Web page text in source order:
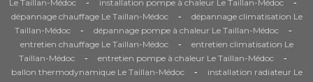
Le Taillan-Médoc
installation pompe à chaleur Le Taillan-Médoc
dépannage chauffage Le Taillan-Médoc -
dépannage climatisation Le
Taillan-Médoc
- dépannage pompe à chaleur Le Taillan-Médoc -
entretien chauffage Le Taillan-Médoc -
entretien climatisation Le
Taillan-Médoc
- entretien pompe à chaleur Le Taillan-Médoc -
ballon thermodynamique Le Taillan-Médoc -
installation radiateur Le